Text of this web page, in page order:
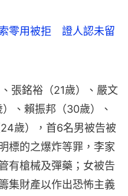
零用被拒 證人認未留
張銘裕（21歲）、嚴文
、賴振邦（30歲）、
歲），首6名男被告被
標的之爆炸等罪，李家
有槍械及彈藥；女被告
集財產以作出恐怖主義